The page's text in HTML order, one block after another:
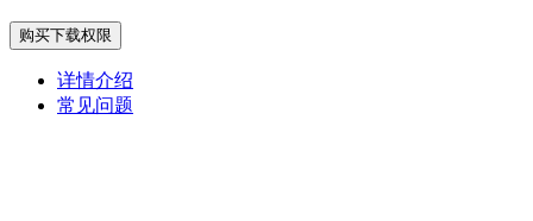
购买下载权限
详情介绍
常见问题